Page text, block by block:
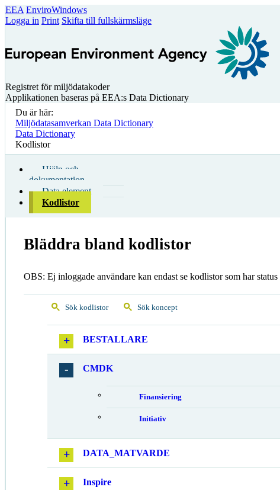
EEA EnviroWindows
Logga in Print Skifta till fullskärmsläge
Registret för miljödatakoder
Applikationen baseras på EEA:s Data Dictionary
Du är här:
Miljödatasamverkan Data Dictionary
Data Dictionary
Kodlistor
Hjälp och
dokumentation
Data element
Kodlistor
Bläddra bland kodlistor
OBS: Ej inloggade användare kan endast se kodlistor som har status
Sök kodlistor Sök koncept
BESTALLARE
CMDK
Finansiering
Initiativ
DATA_MATVARDE
Inspire